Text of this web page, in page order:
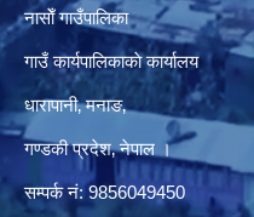
नासाेँ गाउँपालिका
गाउँ कार्यपालिकाकाे कार्यालय
धारापानी‚ मनाङ‚
गण्डकी प्रदेश‚ नेपाल ।
सम्पर्क न‌ं‍: 9856049450